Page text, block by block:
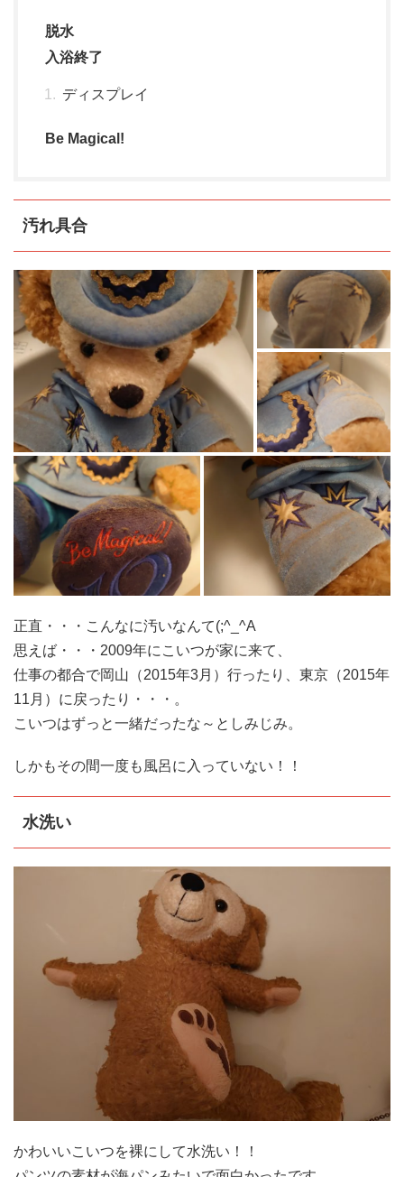
脱水
入浴終了
ディスプレイ
Be Magical!
汚れ具合
正直・・・こんなに汚いなんて(;^_^A
思えば・・・2009年にこいつが家に来て、
仕事の都合で岡山（2015年3月）行ったり、東京（2015年
11月）に戻ったり・・・。
こいつはずっと一緒だったな～としみじみ。
しかもその間一度も風呂に入っていない！！
水洗い
かわいいこいつを裸にして水洗い！！